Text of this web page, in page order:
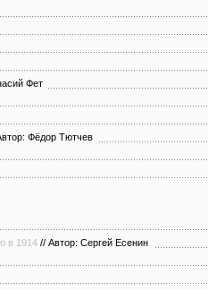
Фет
Фёдор Тютчев
в 1914 // Автор: Сергей Есенин